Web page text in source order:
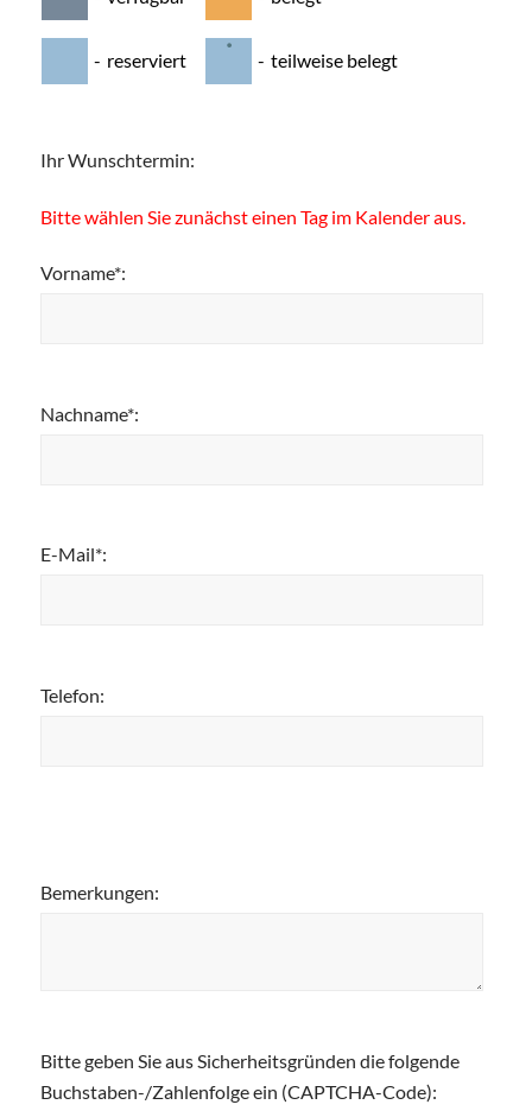
- reserviert
·
- teilweise belegt
Ihr Wunschtermin:
Bitte wählen Sie zunächst einen Tag im Kalender aus.
Vorname*:
Nachname*:
E-Mail*:
Telefon:
Bemerkungen:
Bitte geben Sie aus Sicherheitsgründen die folgende
Buchstaben-/Zahlenfolge ein (CAPTCHA-Code):